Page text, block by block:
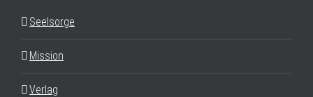
Seelsorge
Mission
Verlag